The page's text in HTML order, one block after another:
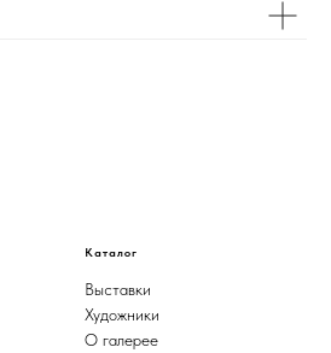
Каталог
Выставки
Художники
О галерее